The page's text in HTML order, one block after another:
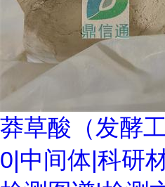
莽草酸（发酵
0|中间体|科研